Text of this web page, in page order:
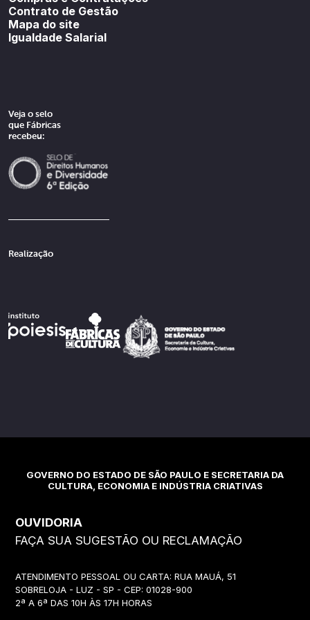
Contrato de Gestão
Mapa do site
Igualdade Salarial
Veja o selo
que Fábricas
recebeu:
Realização
GOVERNO DO ESTADO DE SÃO PAULO E SECRETARIA DA
CULTURA, ECONOMIA E INDÚSTRIA CRIATIVAS
OUVIDORIA
FAÇA SUA SUGESTÃO OU RECLAMAÇÃO
ATENDIMENTO PESSOAL OU CARTA: RUA MAUÁ, 51
SOBRELOJA - LUZ - SP - CEP: 01028-900
2ª A 6ª DAS 10H ÀS 17H HORAS